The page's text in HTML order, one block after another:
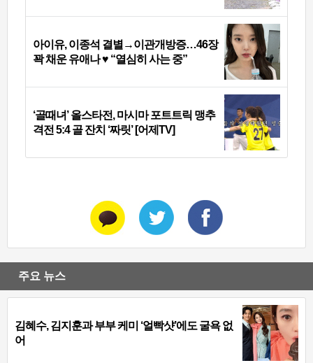
아이유, 이종석 결별→이관개방증…46장
꽉 채운 유애나 ♥ “열심히 사는 중”
‘골때녀’ 올스타전, 마시마 포트트릭 맹추
격전 5:4 골 잔치 ‘짜릿’ [어제TV]
주요 뉴스
김혜수, 김지훈과 부부 케미 ‘얼빡샷’에도 굴욕 없
어